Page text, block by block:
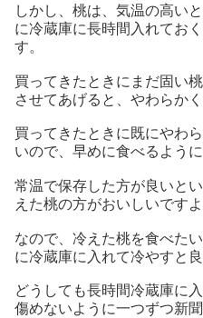
しかし、桃は、気温の高い
に冷蔵庫に長時間入れてお
す。
買ってきたときにまだ固い
させてあげると、やわらか
買ってきたときに既にやわ
いので、早めに食べるよう
常温で保存した方が良いと
えた桃の方がおいしいですよ
なので、冷えた桃を食べた
に冷蔵庫に入れて冷やすと良
どうしても長時間冷蔵庫に
傷めないように一つずつ新